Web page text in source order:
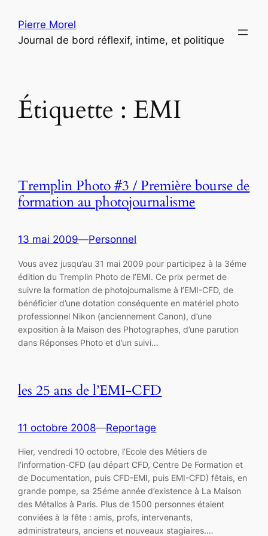
contenu
Pierre Morel
Journal de bord réflexif, intime, et politique
Étiquette :EMI
Tremplin Photo #3 / Première bourse de
formation au photojournalisme
13 mai 2009—Personnel
Vous avez jusqu’au 31 mai 2009 pour participez à la 3éme
édition du Tremplin Photo de l’EMI. Ce prix permet de
suivre la formation de photojournalisme à l’EMI-CFD, de
bénéficier d’une dotation conséquente en matériel photo
professionnel Nikon (anciennement Canon), d’une
exposition à la Maison des Photographes, d’une parution
dans Réponses Photo et d’un suivi…
les 25 ans de l’EMI-CFD
11 octobre 2008—Reportage
Hier, vendredi 10 octobre, l’Ecole des Métiers de
l’information-CFD (au départ CFD, Centre De Formation et
de Documentation, puis CFD-EMI, puis EMI-CFD) fêtais, en
grande pompe, sa 25éme année d’existence à La Maison
des Métallos à Paris. Plus de 1500 personnes étaient
conviées à la fête : amis, profs, intervenants,
administrateurs, anciens et nouveaux stagiaires.…